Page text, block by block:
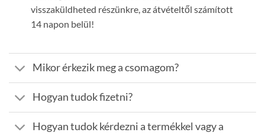
visszaküldheted részünkre, az átvételtől számított
14 napon belül!
Mikor érkezik meg a csomagom?
Hogyan tudok fizetni?
Hogyan tudok kérdezni a termékkel vagy a